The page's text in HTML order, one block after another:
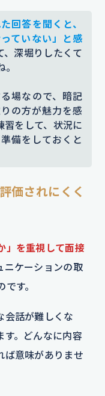
回答を聞くと、
ていない」と感
、深堀りしたくて
場なので、暗記
の方が魅力を感
習をして、状況に
備をしておくと
価されにくく
」を重視して面接
ニケーションの取
す。
会話が難しくな
す。どんなに内容
ば意味がありませ